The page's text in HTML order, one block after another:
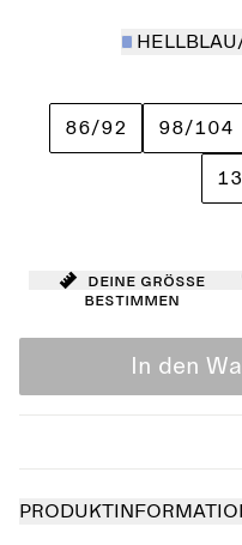
86/92 98/104
Deine Größe
bestimmen
In den